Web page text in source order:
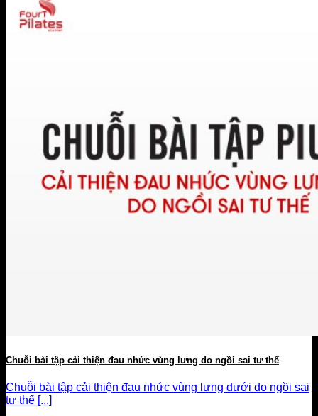
Chuỗi bài tập cải thiện đau nhức vùng lưng do ngồi sai tư thế
Chuỗi bài tập cải thiện đau nhức vùng lưng dưới do ngồi sai
tư thế [...]